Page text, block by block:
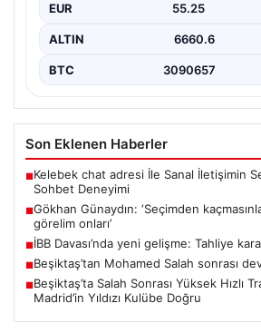
Grup Başkanvekili…
EUR 55.25
ALTIN 6660.6
BTC 3090657
Son Eklenen Haberler
■Kelebek chat adresi İle Sanal İletişimin
Sohbet Deneyimi
■Gökhan Günaydın: ‘Seçimden
görelim onları’
■İBB Davası’nda yeni gelişme: Tahliye
■Beşiktaş’tan Mohamed Salah sonrası
■Beşiktaş’ta Salah Sonrası Yüksek Hızlı
Madrid’in Yıldızı Kulübe Doğru